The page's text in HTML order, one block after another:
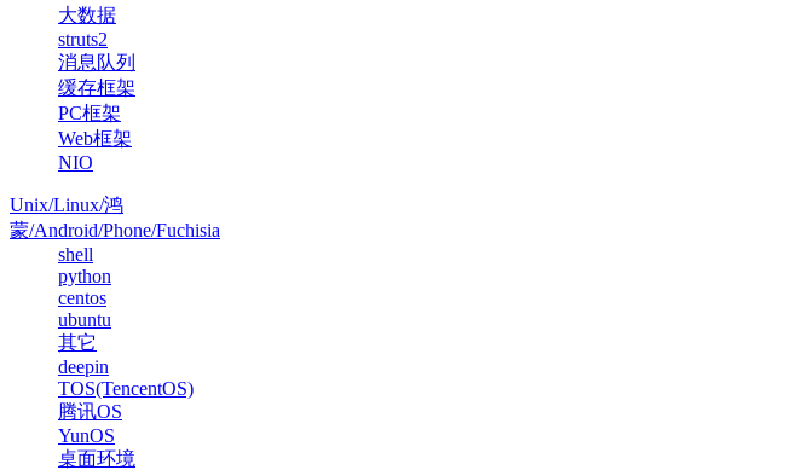
大数据
struts2
消息队列
缓存框架
PC框架
Web框架
NIO
Unix/Linux/鸿
蒙/Android/Phone/Fuchisia
shell
python
centos
ubuntu
其它
deepin
TOS(TencentOS)
腾讯OS
YunOS
桌面环境